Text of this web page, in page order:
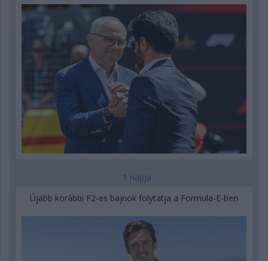
1 napja
Újabb korábbi F2-es bajnok folytatja a Formula-E-ben